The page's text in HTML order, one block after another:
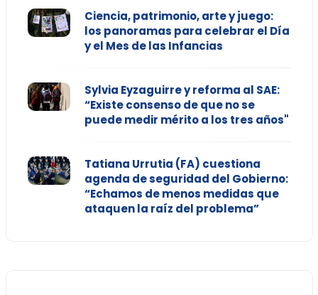
Ciencia, patrimonio, arte y juego:
los panoramas para celebrar el Día
y el Mes de las Infancias
Sylvia Eyzaguirre y reforma al SAE:
“Existe consenso de que no se
puede medir mérito a los tres años"
Tatiana Urrutia (FA) cuestiona
agenda de seguridad del Gobierno:
“Echamos de menos medidas que
ataquen la raíz del problema”